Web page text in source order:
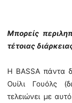
Μπορείς
τέτοιας
Η BASSA πάντα
Ουίλι Γουόλς
τελειώνει με